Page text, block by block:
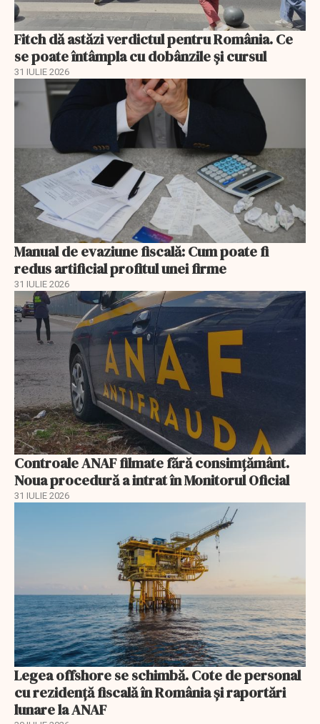
Fitch dă astăzi verdictul pentru România. Ce
se poate întâmpla cu dobânzile și cursul
31 IULIE 2026
Manual de evaziune fiscală: Cum poate fi
redus artificial profitul unei firme
31 IULIE 2026
Controale ANAF filmate fără consimțământ.
Noua procedură a intrat în Monitorul Oficial
31 IULIE 2026
Legea offshore se schimbă. Cote de personal
cu rezidență fiscală în România și raportări
lunare la ANAF